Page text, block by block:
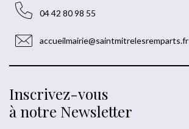
04 42 80 98 55
accueilmairie@saintmitrelesremparts.fr
Inscrivez-vous
à notre Newsletter